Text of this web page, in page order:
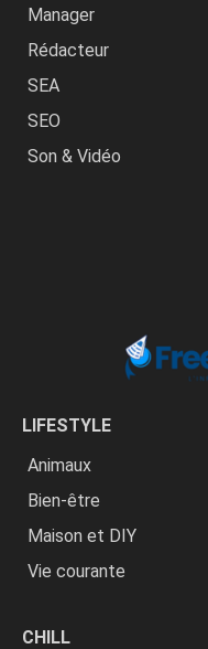
Manager
Rédacteur
SEA
SEO
Son & Vidéo
LIFESTYLE
Animaux
Bien-être
Maison et DIY
Vie courante
CHILL